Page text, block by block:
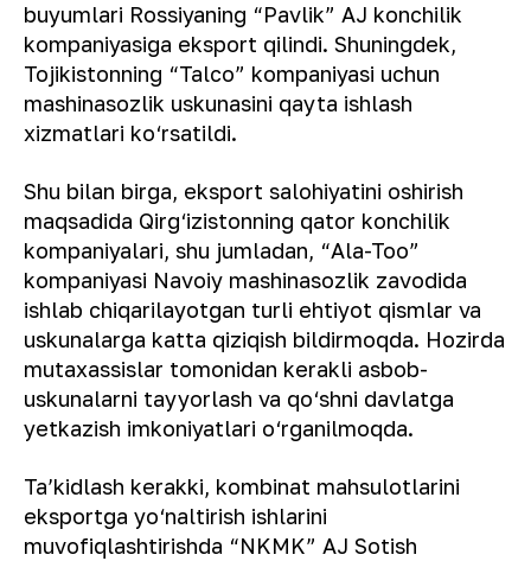
buyumlari Rossiyaning “Pavlik” AJ konchilik
kompaniyasiga eksport qilindi. Shuningdek,
Tojikistonning “Talco” kompaniyasi uchun
mashinasozlik uskunasini qayta ishlash
xizmatlari ko‘rsatildi.
Shu bilan birga, eksport salohiyatini oshirish
maqsadida Qirg‘izistonning qator konchilik
kompaniyalari, shu jumladan, “Ala-Too”
kompaniyasi Navoiy mashinasozlik zavodida
ishlab chiqarilayotgan turli ehtiyot qismlar va
uskunalarga katta qiziqish bildirmoqda. Hozirda
mutaxassislar tomonidan kerakli asbob-
uskunalarni tayyorlash va qo‘shni davlatga
yetkazish imkoniyatlari o‘rganilmoqda.
Taʼkidlash kerakki, kombinat mahsulotlarini
eksportga yo‘naltirish ishlarini
muvofiqlashtirishda “NKMK” AJ Sotish